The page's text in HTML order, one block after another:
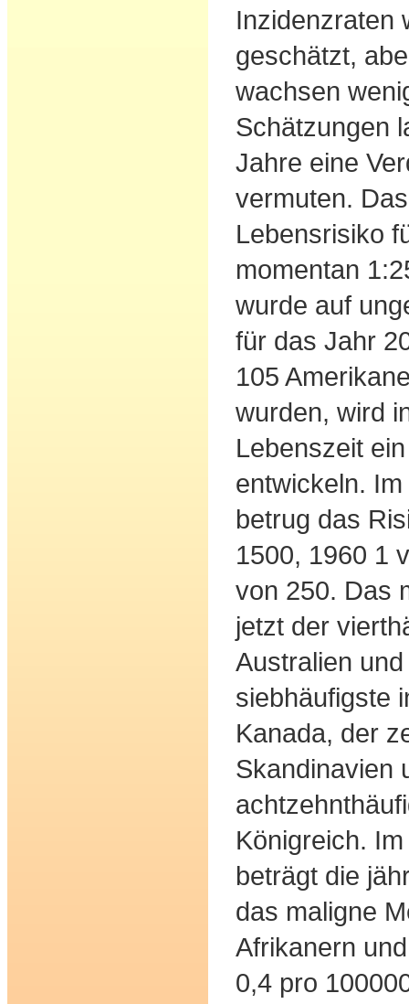
Inzidenzraten
geschätzt,
wachsen
Schätzungen
Jahre eine
vermuten.
Lebensrisiko
momentan
wurde auf
für das Jahr
105
wurden, wird
Lebenszeit
entwickeln.
betrug das
1500, 1960 1
von 250. Das
jetzt der
Australien
siebhäufigste
Kanada, der
Skandinavien
Königreich.
beträgt die
das maligne
Afrikanern
0,4 pro